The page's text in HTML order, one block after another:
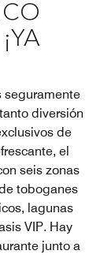
seguramente
diversión
de
el
seis zonas
toboganes
lagunas
VIP. Hay
junto a